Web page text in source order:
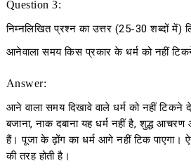
Question 3:
निम्नलिखित प्रश्न का उत्तर (25-30शब्दों में)
आनेवाला समय किस प्रकार के धर्म को नहीं
Answer:
आने वाला समय दिखावे वाले धर्म को नहीं
बजाना, नाक दबाना यह धर्म नहीं है, शुद्ध
हैं। पूजा के ढ़ोंग का धर्म आगे नहीं टिक पाएगा।
की तरह होती है।